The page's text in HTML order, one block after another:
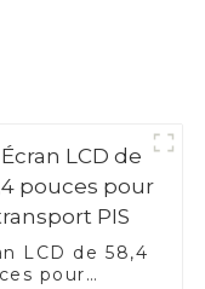
LCD de 58,4
pour